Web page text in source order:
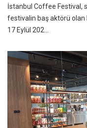
İstanbul Coffee Festival,
festivalin baş aktörü olan
17 Eylül 202...